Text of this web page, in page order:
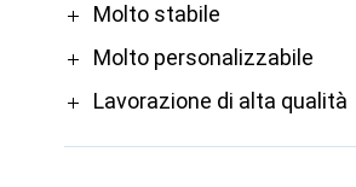
ProMolto stabile
Molto personalizzabile
Lavorazione di alta qualità